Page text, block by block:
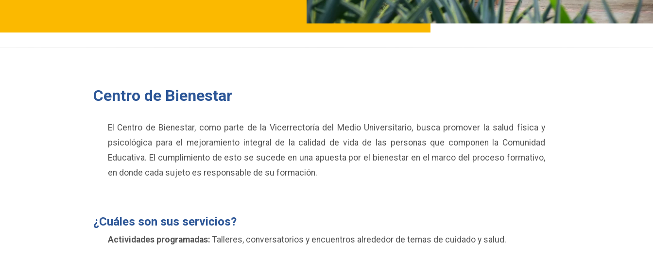
Centro de Bienestar
El Centro de Bienestar, como parte de la Vicerrectoría del Medio Universitario, busca promover la salud física y
psicológica para el mejoramiento integral de la calidad de vida de las personas que componen la Comunidad
Educativa. El cumplimiento de esto se sucede en una apuesta por el bienestar en el marco del proceso formativo,
en donde cada sujeto es responsable de su formación.
¿Cuáles son sus servicios?
Actividades programadas: Talleres, conversatorios y encuentros alrededor de temas de cuidado y salud.